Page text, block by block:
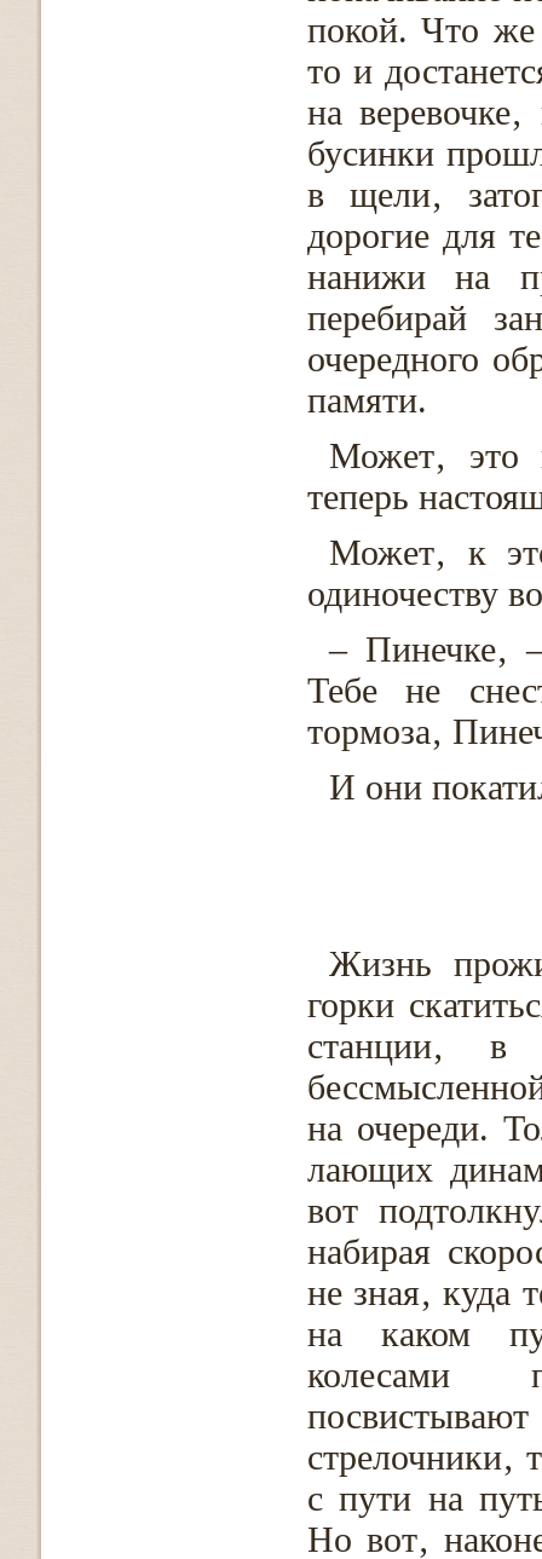
покой. Что же
то и
на
бусинки
в щели‚
дорогие для
нанижи на
перебирай
очередного
памяти.
Может‚ это
теперь
Может‚ к
одиночеству
– Пинечке‚
Тебе не
тормоза‚
И они
Жизнь
горки
станции‚ в
на очереди.
лающих
вот
набирая
не зная‚ куда
на каком
колесами
стрелочники‚
с пути на
Но вот‚